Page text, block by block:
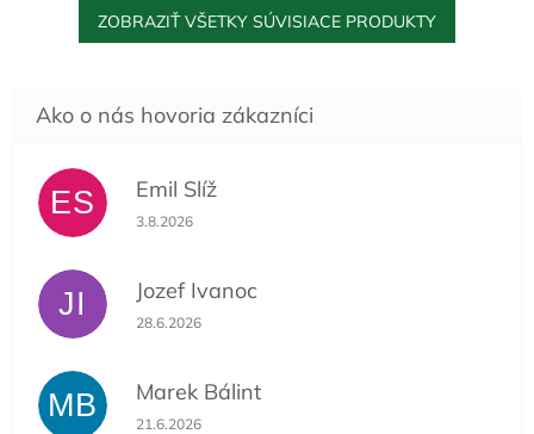
ZOBRAZIŤ VŠETKY SÚVISIACE PRODUKTY
ES Emil Slíž
Hodnotenie obchodu je 5 z 5 hviezdičiek.
3.8.2026
JI Jozef Ivanoc
Hodnotenie obchodu je 5 z 5 hviezdičiek.
28.6.2026
MB Marek Bálint
Hodnotenie obchodu je 5 z 5 hviezdičiek.
21.6.2026